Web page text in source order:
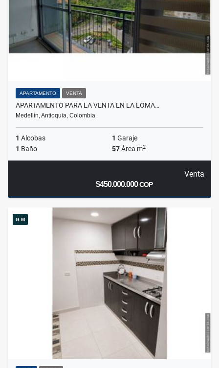
APARTAMENTO VENTA
APARTAMENTO PARA LA VENTA EN LA LOMA…
Medellín, Antioquia, Colombia
1 Alcobas 1 Garaje
1 Baño 57Área m2
Venta
$450.000.000COP
G.M